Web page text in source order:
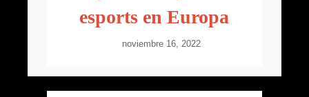
esports en Europa
noviembre 16, 2022